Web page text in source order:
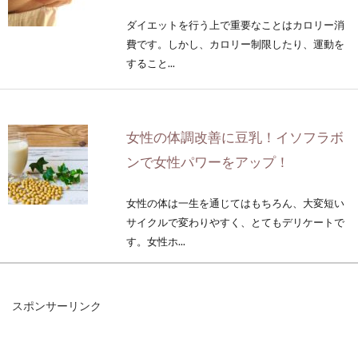
ダイエットを行う上で重要なことはカロリー消
費です。しかし、カロリー制限したり、運動を
すること...
女性の体調改善に豆乳！イソフラボ
ンで女性パワーをアップ！
女性の体は一生を通じてはもちろん、大変短い
サイクルで変わりやすく、とてもデリケートで
す。女性ホ...
スポンサーリンク